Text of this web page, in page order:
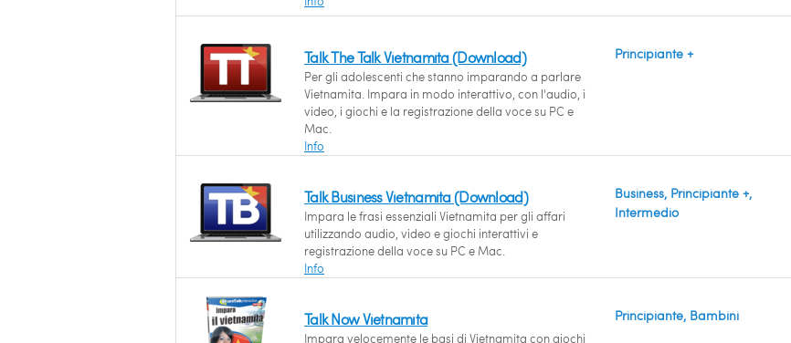
Talk The Talk Vietnamita (Download)
Per gli adolescenti che stanno imparando a parlare
Vietnamita. Impara in modo interattivo, con l'audio, i
video, i giochi e la registrazione della voce su PC e
Mac.
Info
Principiante +
Talk Business Vietnamita (Download)
Impara le frasi essenziali Vietnamita per gli affari
utilizzando audio, video e giochi interattivi e
registrazione della voce su PC e Mac.
Info
Business, Principiante +,
Intermedio
Talk Now Vietnamita
Impara velocemente le basi di Vietnamita con giochi
Principiante, Bambini